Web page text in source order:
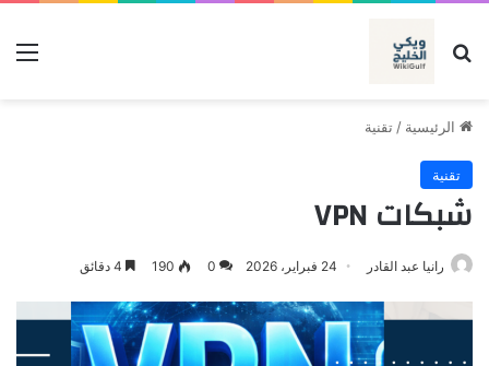
بحث عن
الرئيسية / تقنية
تقنية
شبكات VPN
رانيا عبد القادر 24 فبراير، 2026 0
190